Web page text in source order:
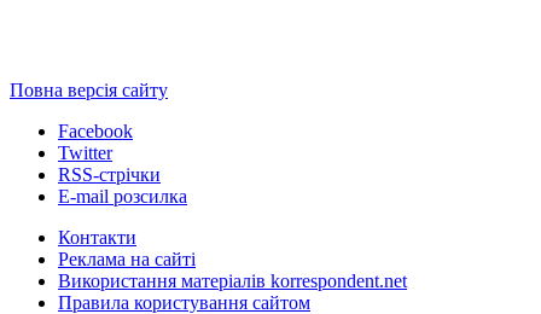
Повна версія сайту
Facebook
Twitter
RSS-стрічки
E-mail розсилка
Контакти
Реклама на сайті
Використання матеріалів korrespondent.net
Правила користування сайтом